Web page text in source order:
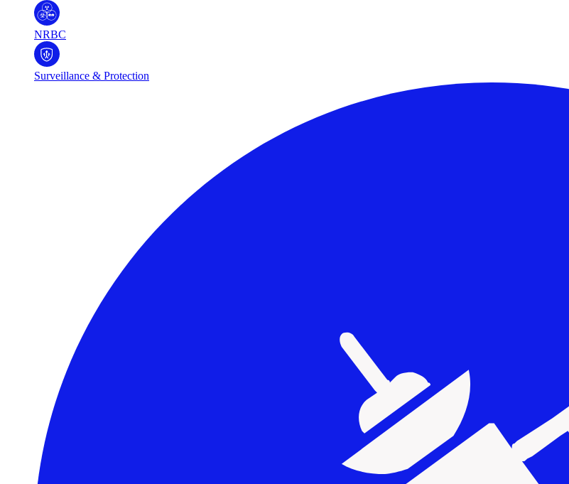
NRBC
Surveillance & Protection